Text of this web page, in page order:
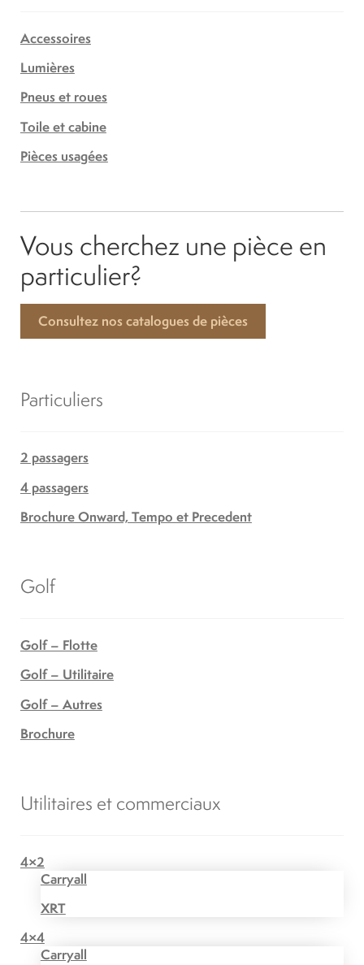
Accessoires
Lumières
Pneus et roues
Toile et cabine
Pièces usagées
Vous cherchez une pièce en
particulier?
Consultez nos catalogues de pièces
Particuliers
2 passagers
4 passagers
Brochure Onward, Tempo et Precedent
Golf
Golf – Flotte
Golf – Utilitaire
Golf – Autres
Brochure
Utilitaires et commerciaux
4×2
Carryall
XRT
4×4
Carryall